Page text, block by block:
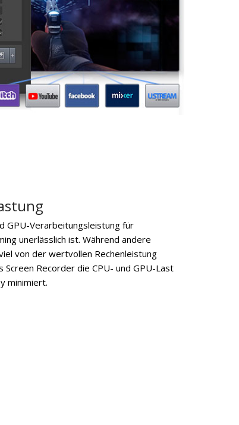
GPU-Verarbeitungsleistung für
unerlässlich ist. Während andere
von der wertvollen Rechenleistung
Recorder die CPU- und GPU-Last
minimiert.